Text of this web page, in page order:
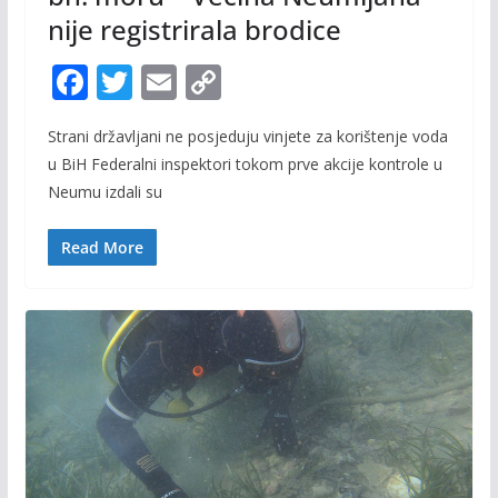
nije registrirala brodice
F
ac
e
b
o
o
T
w
itt
er
E
ai
l
C
o
p
Strani državljani ne posjeduju vinjete za korištenje voda
u BiH Federalni inspektori tokom prve akcije kontrole u
Neumu izdali su
Read More